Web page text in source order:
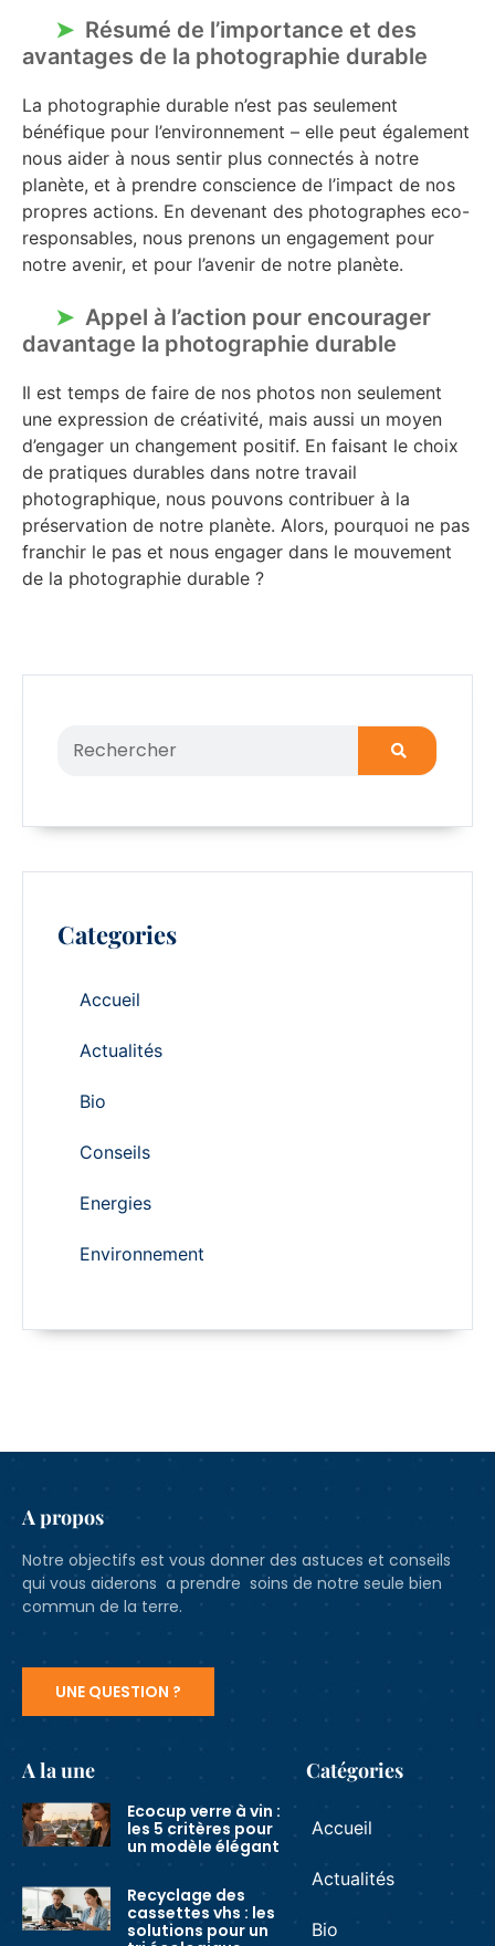
Résumé de l’importance et des
avantages de la photographie durable
La photographie durable n’est pas seulement
bénéfique pour l’environnement – elle peut également
nous aider à nous sentir plus connectés à notre
planète, et à prendre conscience de l’impact de nos
propres actions. En devenant des photographes eco-
responsables, nous prenons un engagement pour
notre avenir, et pour l’avenir de notre planète.
Appel à l’action pour encourager
davantage la photographie durable
Il est temps de faire de nos photos non seulement
une expression de créativité, mais aussi un moyen
d’engager un changement positif. En faisant le choix
de pratiques durables dans notre travail
photographique, nous pouvons contribuer à la
préservation de notre planète. Alors, pourquoi ne pas
franchir le pas et nous engager dans le mouvement
de la photographie durable ?
Categories
Accueil
Actualités
Bio
Conseils
Energies
Environnement
A propos
Notre objectifs est vous donner des astuces et conseils
qui vous aiderons a prendre soins de notre seule bien
commun de la terre.
UNE QUESTION ?
A la une
Ecocup verre à vin :
les 5 critères pour
un modèle élégant
Recyclage des
cassettes vhs : les
solutions pour un
Catégories
Accueil
Actualités
Bio